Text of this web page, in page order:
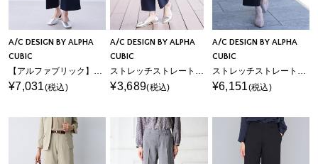
A/C DESIGN BY ALPHA
CUBIC
¥7,031(税込)
A/C DESIGN BY ALPHA
CUBIC
¥3,689(税込)
A/C DESIGN BY ALPHA
CUBIC
¥6,151(税込)